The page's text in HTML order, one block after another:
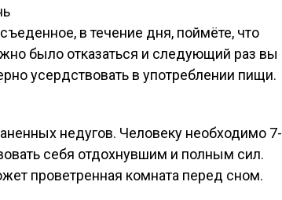
в течение дня, поймёте, что
было отказаться и следующий раз вы
усердствовать в употреблении пищи.
недугов. Человеку необходимо 7-
себя отдохнувшим и полным сил.
проветренная комната перед сном.